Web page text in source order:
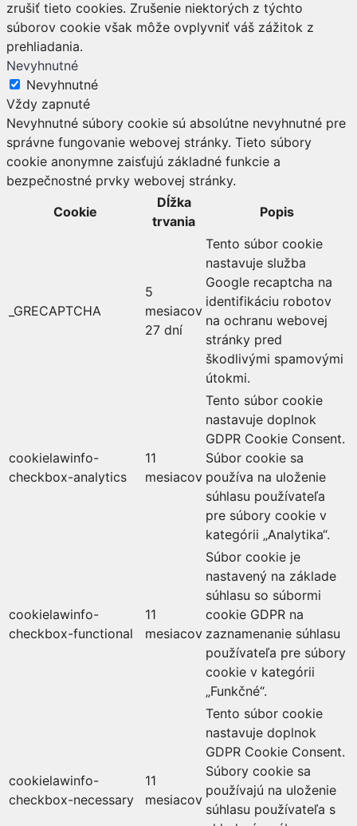
zrušiť tieto cookies. Zrušenie niektorých z týchto
súborov cookie však môže ovplyvniť váš zážitok z
prehliadania.
Nevyhnutné
Nevyhnutné
Vždy zapnuté
Nevyhnutné súbory cookie sú absolútne nevyhnutné pre
správne fungovanie webovej stránky. Tieto súbory
cookie anonymne zaisťujú základné funkcie a
bezpečnostné prvky webovej stránky.
Cookie
Dĺžka
trvania
Popis
_GRECAPTCHA
5
mesiacov
27 dní
Tento súbor cookie
nastavuje služba
Google recaptcha na
identifikáciu robotov
na ochranu webovej
stránky pred
škodlivými spamovými
útokmi.
cookielawinfo-
checkbox-analytics
11
mesiacov
Tento súbor cookie
nastavuje doplnok
GDPR Cookie Consent.
Súbor cookie sa
používa na uloženie
súhlasu používateľa
pre súbory cookie v
kategórii „Analytika“.
cookielawinfo-
checkbox-functional
11
mesiacov
Súbor cookie je
nastavený na základe
súhlasu so súbormi
cookie GDPR na
zaznamenanie súhlasu
používateľa pre súbory
cookie v kategórii
„Funkčné“.
cookielawinfo-
checkbox-necessary
11
mesiacov
Tento súbor cookie
nastavuje doplnok
GDPR Cookie Consent.
Súbory cookie sa
používajú na uloženie
súhlasu používateľa s